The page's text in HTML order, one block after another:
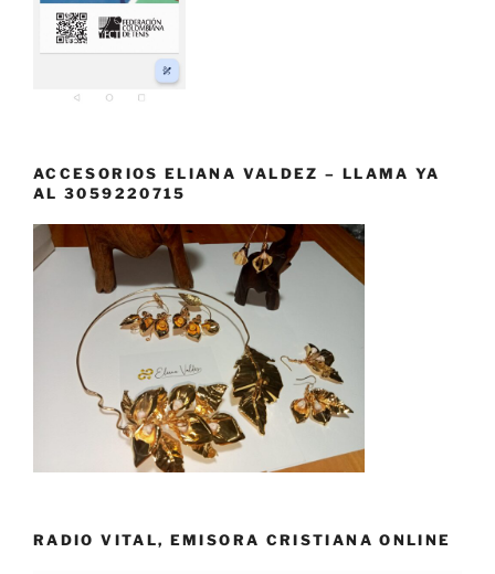
ACCESORIOS ELIANA VALDEZ – LLAMA YA
AL 3059220715
RADIO VITAL, EMISORA CRISTIANA ONLINE